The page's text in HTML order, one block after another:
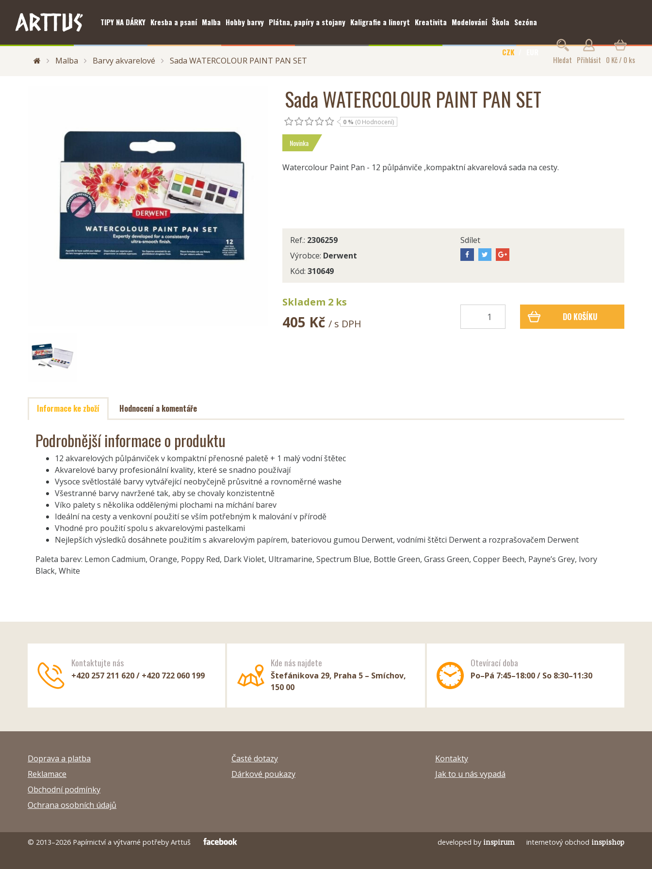
TIPY NA DÁRKY Kresba a psaní Malba Hobby barvy Plátna, papíry a stojany Kaligrafie a linoryt Kreativita Modelování Škola Sezóna
CZK
Hledat Přihlásit 0 Kč / 0 ks
Malba Barvy akvarelové Sada WATERCOLOUR PAINT PAN SET
Sada WATERCOLOUR PAINT PAN SET
0 % (0 Hodnocení)
Novinka
Watercolour Paint Pan - 12 půlpánviče ,kompaktní akvarelová sada na cesty.
Ref.: 2306259
Výrobce: Derwent
Kód: 310649
Sdílet
Skladem 2 ks
405 Kč / s DPH
DO KOŠÍKU
Informace ke zboží Hodnocení a komentáře
Podrobnější informace o produktu
12 akvarelových půlpánviček v kompaktní přenosné paletě + 1 malý vodní štětec
Akvarelové barvy profesionální kvality, které se snadno používají
Vysoce světlostálé barvy vytvářející neobyčejně průsvitné a rovnoměrné washe
Všestranné barvy navržené tak, aby se chovaly konzistentně
Víko palety s několika oddělenými plochami na míchání barev
Ideální na cesty a venkovní použití se vším potřebným k malování v přírodě
Vhodné pro použití spolu s akvarelovými pastelkami
Nejlepších výsledků dosáhnete použitím s akvarelovým papírem, bateriovou gumou Derwent, vodními štětci Derwent a rozprašovačem Derwent
Paleta barev: Lemon Cadmium, Orange, Poppy Red, Dark Violet, Ultramarine, Spectrum Blue, Bottle Green, Grass Green, Copper Beech, Payne’s Grey, Ivory
Black, White
Kontaktujte nás
+420 257 211 620 / +420 722 060 199
Kde nás najdete
Štefánikova 29, Praha 5 – Smíchov,
150 00
Otevírací doba
Po–Pá 7:45–18:00 / So 8:30–11:30
Doprava a platba
Reklamace
Obchodní podmínky
Ochrana osobních údajů
Časté dotazy
Dárkové poukazy
Kontakty
Jak to u nás vypadá
© 2013–2026 Papírnictví a výtvarné potřeby Arttuš developed by inspirum internetový obchod inspishop